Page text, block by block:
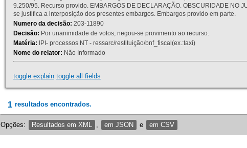
9.250/95. Recurso provido. EMBARGOS DE DECLARAÇÃO. OBSCURIDADE
se justifica a interposição dos presentes embargos. Embargos provido em parte.
Numero da decisão: 203-11890
Decisão: Por unanimidade de votos, negou-se provimento ao recurso.
Matéria: IPI- processos NT - ressarc/restituição/bnf_fiscal(ex.:taxi)
Nome do relator: Não Informado
toggle explain toggle all fields
1 resultados encontrados.
Opções: Resultados em XML em JSON e em CSV